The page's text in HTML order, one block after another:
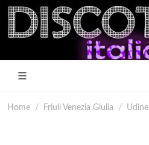
Home Friuli Venezia Giulia Udine